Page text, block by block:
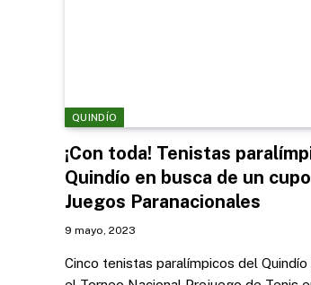
QUINDÍO
¡Con toda! Tenistas
Quindío en busca de un
Juegos Paranacionales
9 mayo, 2023
Cinco tenistas paralímpicos del